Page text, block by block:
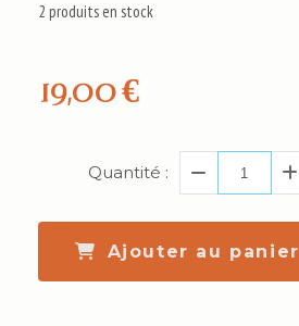
19,00€
2 produits en stock
Quantité :
Ajouter au panier